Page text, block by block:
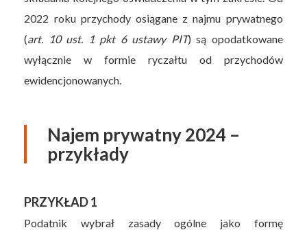
2022 roku przychody osiągane z najmu prywatnego
(art. 10 ust. 1 pkt 6 ustawy PIT) są opodatkowane
wyłącznie w formie ryczałtu od przychodów
ewidencjonowanych.
Najem prywatny 2024 –
przykłady
PRZYKŁAD 1
Podatnik wybrał zasady ogólne jako formę